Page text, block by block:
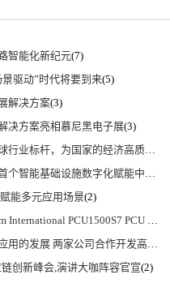
智能化新纪元(7)
驱动”时代将要到来(5)
解决方案(3)
决方案亮相慕尼黑电子展(3)
贡献更大力量|上海电气集团党委书记、董事长吴磊来访
智能基础设施数字化赋能中心
能多元应用场景(2)
PCU1500S7 PCU 1500 S7 V4.5.0
能储能和太阳能组串式逆变器方案 以实现可持续的未来
创新峰会,演讲大咖阵容官宣(2)